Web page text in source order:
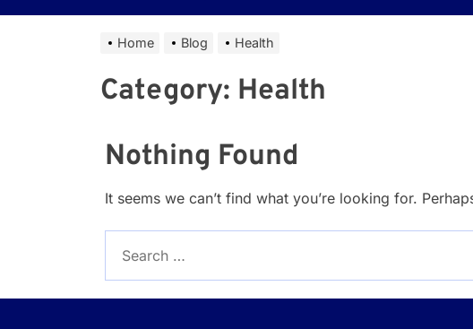
Home Blog Health
Category: Health
Nothing Found
It seems we can’t find what you’re looking for.
for: